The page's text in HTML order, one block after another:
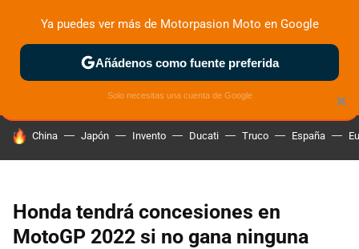
ZONA DE PRUEBAS DEPORTIVAS MOTOS ELÉCTRICAS
HOY SE HABLA DE
China Japón Invento Ducati Truco España
Honda tendrá concesiones en
MotoGP 2022 si no gana ninguna
×
Ya puedes ver más de Motorpasion Moto en Google
Añádenos como fuente preferida
Solo necesitas una cuenta de Google